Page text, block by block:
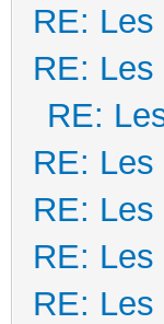
RE:
RE:
RE:
RE:
RE:
RE:
RE: